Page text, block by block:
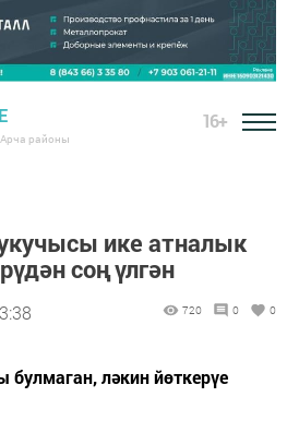
Арча районы
16+
ике атналык
соң үлгән
720 0 0
ләкин йөткерүе